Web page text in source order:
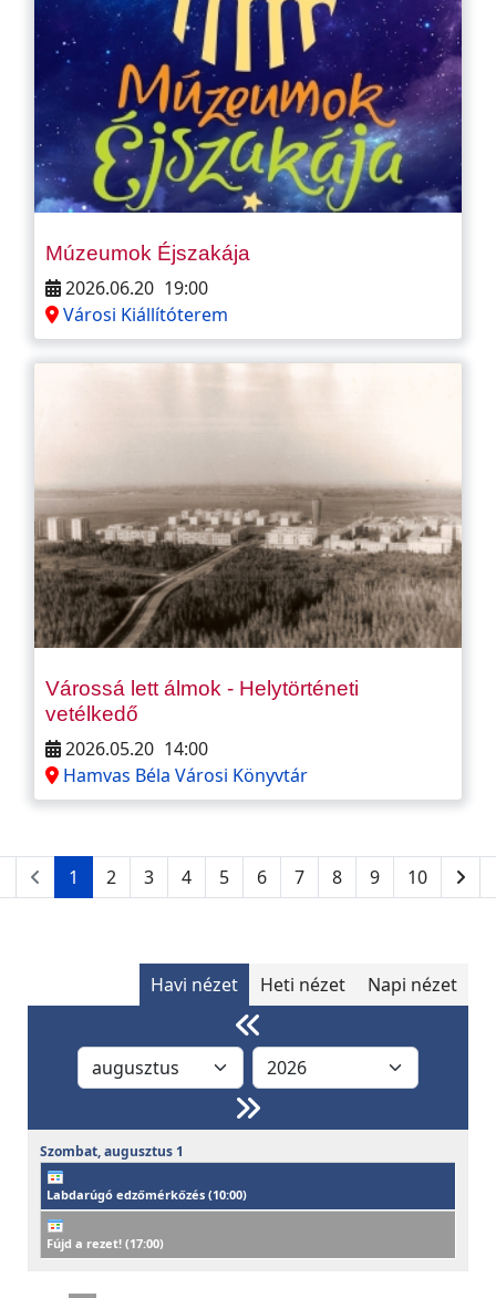
Múzeumok Éjszakája
2026.06.20 19:00
Városi Kiállítóterem
Várossá lett álmok - Helytörténeti
vetélkedő
2026.05.20 14:00
Hamvas Béla Városi Könyvtár
1 2 3 4 5 6 7 8 9 10
Havi nézet Heti nézet Napi nézet
Szombat,augusztus 1
Labdarúgó edzőmérkőzés (10:00)
Fújd a rezet! (17:00)